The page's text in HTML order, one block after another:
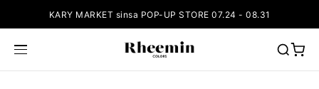
KARY MARKET sinsa POP-UP STORE 07.24 - 08.31